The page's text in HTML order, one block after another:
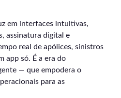
em interfaces intuitivas,
assinatura digital e
real de apólices, sinistros
app só. É a era do
— que empodera o
para as